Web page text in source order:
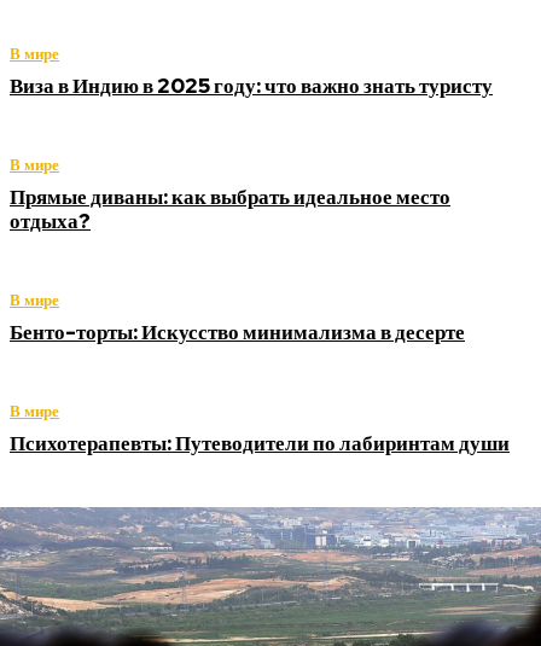
В мире
Виза в Индию в 2025 году: что важно знать туристу
В мире
Прямые диваны: как выбрать идеальное место
отдыха?
В мире
Бенто-торты: Искусство минимализма в десерте
В мире
Психотерапевты: Путеводители по лабиринтам души